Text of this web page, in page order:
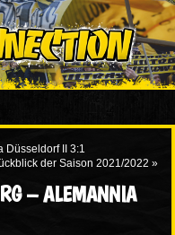
Düsseldorf II 3:1
der Saison 2021/2022 »
– ALEMANNIA